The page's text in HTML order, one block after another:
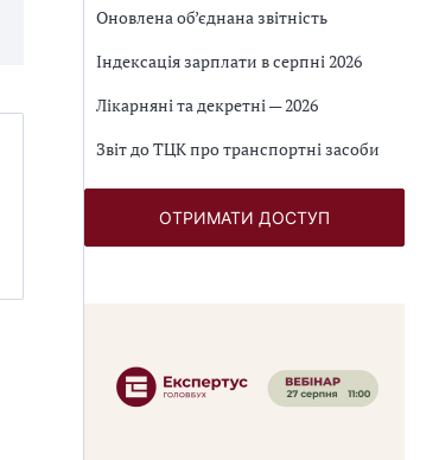
Оновлена об’єднана звітність
Індексація зарплати в серпні 2026
Лікарняні та декретні — 2026
Звіт до ТЦК про транспортні засоби
ОТРИМАТИ ДОСТУП